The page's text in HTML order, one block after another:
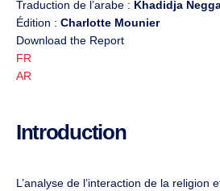
Traduction de l’arabe : Khadidja
Édition : Charlotte Mounier
Download the Report
FR
AR
Introduction
L’analyse de l’interaction de la religion